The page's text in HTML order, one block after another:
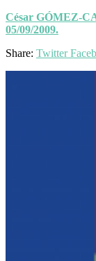
César GÓMEZ-
05/09/2009.
Share: Twitter